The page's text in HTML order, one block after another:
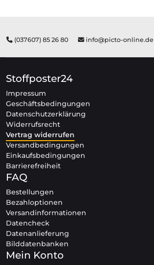
(037607) 85 26 80 info@picto-online.de
Stoffposter24
Impressum
Geschäftsbedingungen
Datenschutzerklärung
Widerrufsrecht
Vertrag widerrufen
Versandbedingungen
Einkaufsbedingungen
Barrierefreiheit
FAQ
Bestellungen
Bezahloptionen
Versandinformationen
Datencheck
Datenanlieferung
Bilddatenbanken
Mein Konto